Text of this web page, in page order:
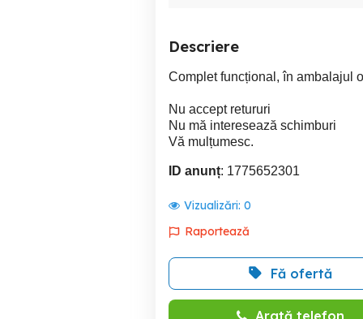
Descriere
Complet funcțional, în ambalajul
Nu accept retururi
Nu mă interesează schimburi
Vă mulțumesc.
ID anunț: 1775652301
Vizualizări: 0
Raportează
Fă ofertă
Arată telefon